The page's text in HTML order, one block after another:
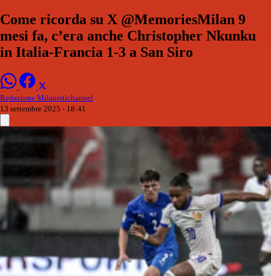
Come ricorda su X @MemoriesMilan 9
mesi fa, c’era anche Christopher Nkunku
in Italia-Francia 1-3 a San Siro
Redazione Milanistichannel
13 settembre 2025 - 18:41